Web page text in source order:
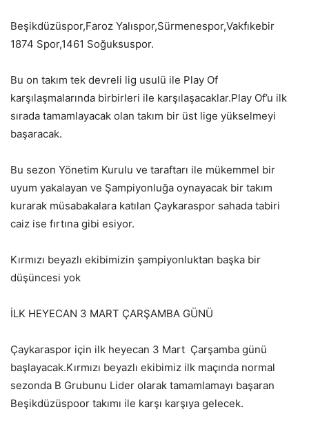
Beşikdüzüspor,Faroz Yalıspor,Sürmenespor,Vakfıkebir
1874 Spor,1461 Soğuksuspor.
Bu on takım tek devreli lig usulü ile Play Of
karşılaşmalarında birbirleri ile karşılaşacaklar.Play Of’u ilk
sırada tamamlayacak olan takım bir üst lige yükselmeyi
başaracak.
Bu sezon Yönetim Kurulu ve taraftarı ile mükemmel bir
uyum yakalayan ve Şampiyonluğa oynayacak bir takım
kurarak müsabakalara katılan Çaykaraspor sahada tabiri
caiz ise fırtına gibi esiyor.
Kırmızı beyazlı ekibimizin şampiyonluktan başka bir
düşüncesi yok
İLK HEYECAN 3 MART ÇARŞAMBA GÜNÜ
Çaykaraspor için ilk heyecan 3 Mart Çarşamba günü
başlayacak.Kırmızı beyazlı ekibimiz ilk maçında normal
sezonda B Grubunu Lider olarak tamamlamayı başaran
Beşikdüzüspoor takımı ile karşı karşıya gelecek.